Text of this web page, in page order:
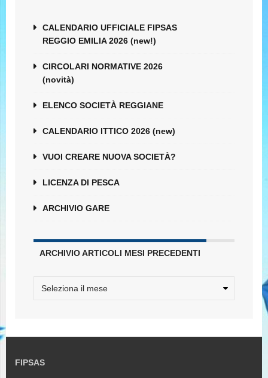
CALENDARIO UFFICIALE FIPSAS
REGGIO EMILIA 2026 (new!)
CIRCOLARI NORMATIVE 2026
(novità)
ELENCO SOCIETÀ REGGIANE
CALENDARIO ITTICO 2026 (new)
VUOI CREARE NUOVA SOCIETÀ?
LICENZA DI PESCA
ARCHIVIO GARE
ARCHIVIO ARTICOLI MESI PRECEDENTI
FIPSAS